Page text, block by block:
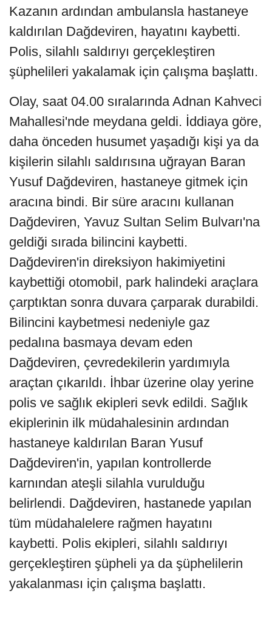
Kazanın ardından ambulansla hastaneye
kaldırılan Dağdeviren, hayatını kaybetti.
Polis, silahlı saldırıyı gerçekleştiren
şüphelileri yakalamak için çalışma başlattı.
Olay, saat 04.00 sıralarında Adnan Kahveci
Mahallesi'nde meydana geldi. İddiaya göre,
daha önceden husumet yaşadığı kişi ya da
kişilerin silahlı saldırısına uğrayan Baran
Yusuf Dağdeviren, hastaneye gitmek için
aracına bindi. Bir süre aracını kullanan
Dağdeviren, Yavuz Sultan Selim Bulvarı'na
geldiği sırada bilincini kaybetti.
Dağdeviren'in direksiyon hakimiyetini
kaybettiği otomobil, park halindeki araçlara
çarptıktan sonra duvara çarparak durabildi.
Bilincini kaybetmesi nedeniyle gaz
pedalına basmaya devam eden
Dağdeviren, çevredekilerin yardımıyla
araçtan çıkarıldı. İhbar üzerine olay yerine
polis ve sağlık ekipleri sevk edildi. Sağlık
ekiplerinin ilk müdahalesinin ardından
hastaneye kaldırılan Baran Yusuf
Dağdeviren'in, yapılan kontrollerde
karnından ateşli silahla vurulduğu
belirlendi. Dağdeviren, hastanede yapılan
tüm müdahalelere rağmen hayatını
kaybetti. Polis ekipleri, silahlı saldırıyı
gerçekleştiren şüpheli ya da şüphelilerin
yakalanması için çalışma başlattı.